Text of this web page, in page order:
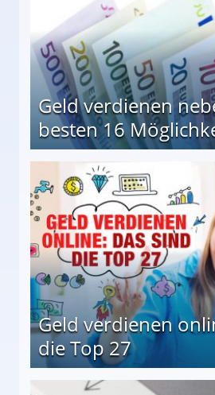
Geld verdienen
besten 16
Geld verdienen
die Top 27